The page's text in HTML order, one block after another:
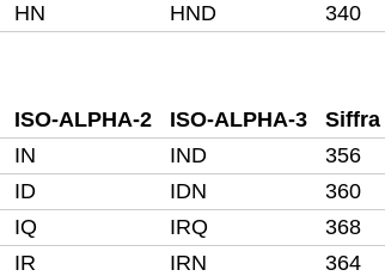
HN HND 340
ISO-ALPHA-2 ISO-ALPHA-3 Siffra
IN IND 356
ID IDN 360
IQ IRQ 368
IR IRN 364